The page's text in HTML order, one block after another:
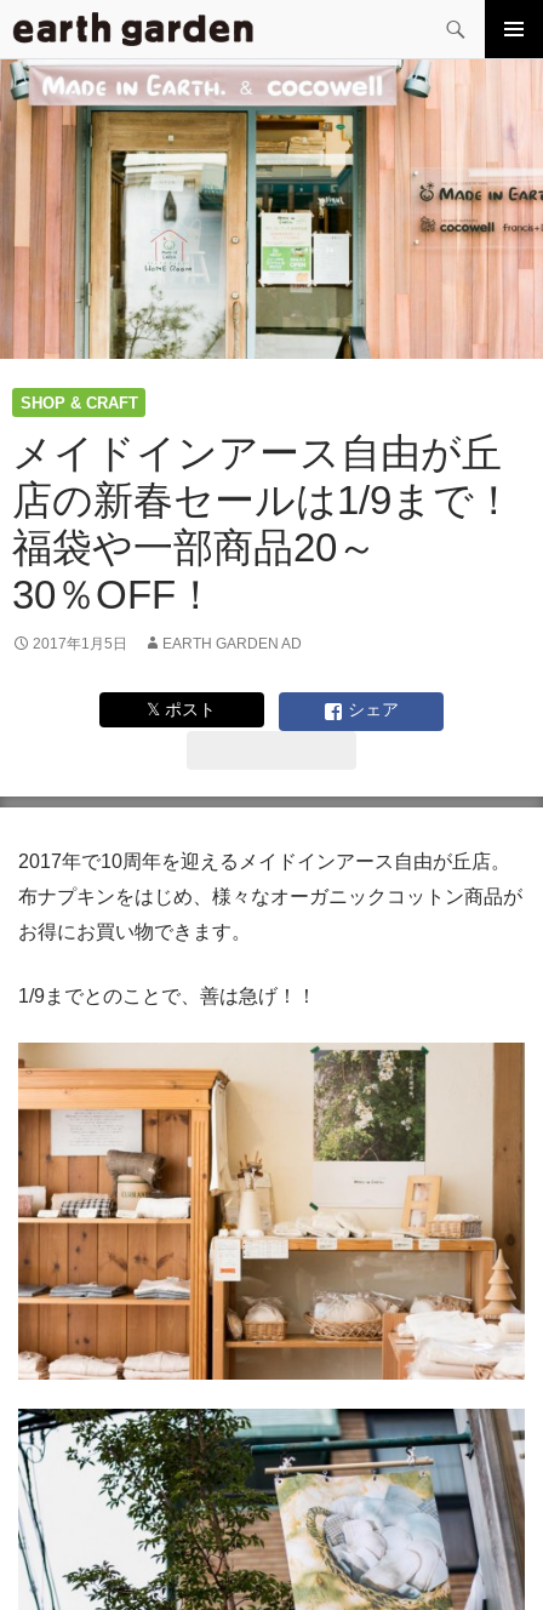
索
コ
ン
テ
ッ
SHOP & CRAFT
メイドインアース自由が丘
店の新春セールは1/9まで！
福袋や一部商品20～
30％OFF！
2017年1月5日 EARTH GARDEN AD
𝕏 ポスト シェア
2017年で10周年を迎えるメイドインアース自由が丘店。
布ナプキンをはじめ、様々なオーガニックコットン商品が
お得にお買い物できます。
1/9までとのことで、善は急げ！！